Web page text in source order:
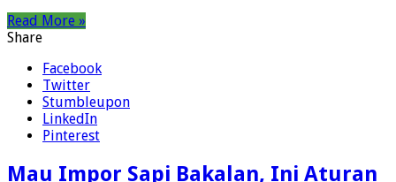
Read More »
Share
Facebook
Twitter
Stumbleupon
LinkedIn
Pinterest
Mau Impor Sapi Bakalan, Ini Aturan